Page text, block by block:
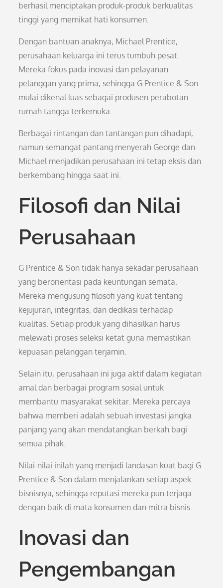
berhasil menciptakan produk-produk berkualitas
tinggi yang memikat hati konsumen.
Dengan bantuan anaknya, Michael Prentice,
perusahaan keluarga ini terus tumbuh pesat.
Mereka fokus pada inovasi dan pelayanan
pelanggan yang prima, sehingga G Prentice & Son
mulai dikenal luas sebagai produsen perabotan
rumah tangga terkemuka.
Berbagai rintangan dan tantangan pun dihadapi,
namun semangat pantang menyerah George dan
Michael menjadikan perusahaan ini tetap eksis dan
berkembang hingga saat ini.
Filosofi dan Nilai
Perusahaan
G Prentice & Son tidak hanya sekadar perusahaan
yang berorientasi pada keuntungan semata.
Mereka mengusung filosofi yang kuat tentang
kejujuran, integritas, dan dedikasi terhadap
kualitas. Setiap produk yang dihasilkan harus
melewati proses seleksi ketat guna memastikan
kepuasan pelanggan terjamin.
Selain itu, perusahaan ini juga aktif dalam kegiatan
amal dan berbagai program sosial untuk
membantu masyarakat sekitar. Mereka percaya
bahwa memberi adalah sebuah investasi jangka
panjang yang akan mendatangkan berkah bagi
semua pihak.
Nilai-nilai inilah yang menjadi landasan kuat bagi G
Prentice & Son dalam menjalankan setiap aspek
bisnisnya, sehingga reputasi mereka pun terjaga
dengan baik di mata konsumen dan mitra bisnis.
Inovasi dan
Pengembangan